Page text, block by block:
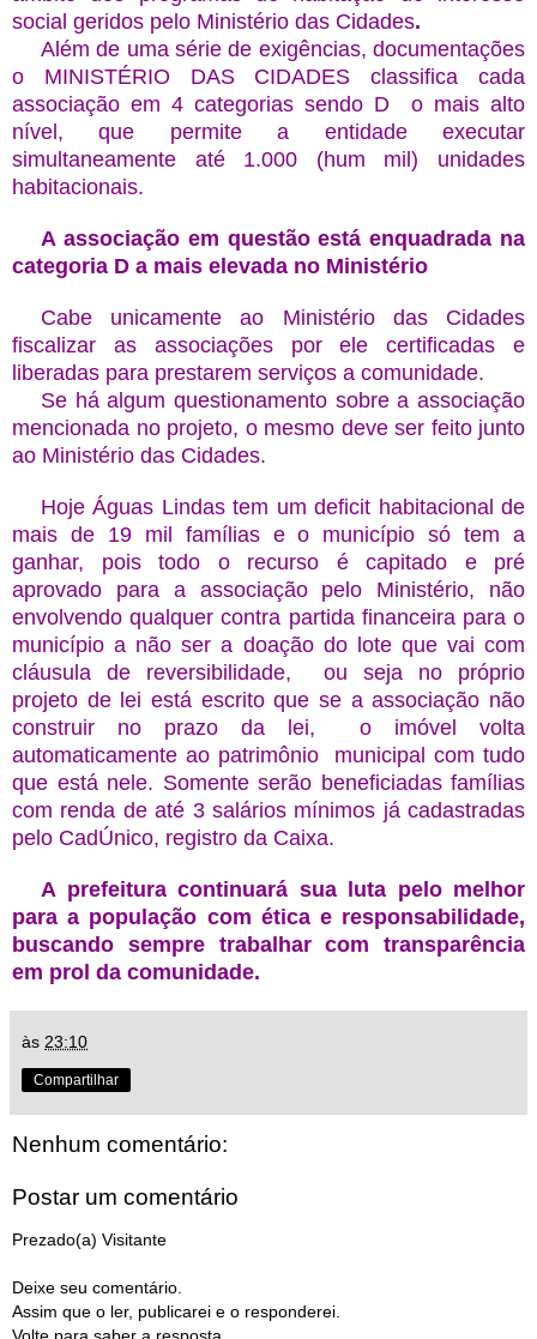
social geridos pelo Ministério das Cidades.
Além de uma série de exigências, documentações
o MINISTÉRIO DAS CIDADES classifica cada
associação em 4 categorias sendo D o mais alto
nível, que permite a entidade executar
simultaneamente até 1.000 (hum mil) unidades
habitacionais.
A associação em questão está enquadrada na
categoria D a mais elevada no Ministério
Cabe unicamente ao Ministério das Cidades
fiscalizar as associações por ele certificadas e
liberadas para prestarem serviços a comunidade.
Se há algum questionamento sobre a associação
mencionada no projeto, o mesmo deve ser feito junto
ao Ministério das Cidades.
Hoje Águas Lindas tem um deficit habitacional de
mais de 19 mil famílias e o município só tem a
ganhar, pois todo o recurso é capitado e pré
aprovado para a associação pelo Ministério, não
envolvendo qualquer contra partida financeira para o
município a não ser a doação do lote que vai com
cláusula de reversibilidade, ou seja no próprio
projeto de lei está escrito que se a associação não
construir no prazo da lei, o imóvel volta
automaticamente ao patrimônio municipal com tudo
que está nele. Somente serão beneficiadas famílias
com renda de até 3 salários mínimos já cadastradas
pelo CadÚnico, registro da Caixa.
A prefeitura continuará sua luta pelo melhor
para a população com ética e responsabilidade,
buscando sempre trabalhar com transparência
em prol da comunidade.
às 23:10
Compartilhar
Nenhum comentário:
Postar um comentário
Prezado(a) Visitante
Deixe seu comentário.
Assim que o ler, publicarei e o responderei.